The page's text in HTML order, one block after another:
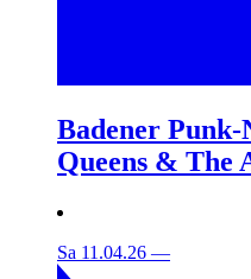
Badener
Queens & The
Sa 11.04.26 —